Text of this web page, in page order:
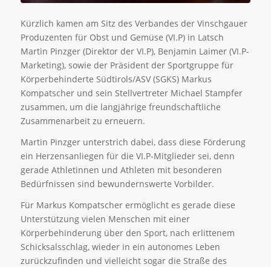
Kürzlich kamen am Sitz des Verbandes der Vinschgauer
Produzenten für Obst und Gemüse (VI.P) in Latsch
Martin Pinzger (Direktor der VI.P), Benjamin Laimer (VI.P-
Marketing), sowie der Präsident der Sportgruppe für
Körperbehinderte Südtirols/ASV (SGKS) Markus
Kompatscher und sein Stellvertreter Michael Stampfer
zusammen, um die langjährige freundschaftliche
Zusammenarbeit zu erneuern.
Martin Pinzger unterstrich dabei, dass diese Förderung
ein Herzensanliegen für die VI.P-Mitglieder sei, denn
gerade Athletinnen und Athleten mit besonderen
Bedürfnissen sind bewundernswerte Vorbilder.
Für Markus Kompatscher ermöglicht es gerade diese
Unterstützung vielen Menschen mit einer
Körperbehinderung über den Sport, nach erlittenem
Schicksalsschlag, wieder in ein autonomes Leben
zurückzufinden und vielleicht sogar die Straße des